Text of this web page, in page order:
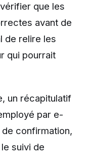
que les
avant de
de relire les
qui pourrait
un récapitulatif
par e-
confirmation,
suivi de